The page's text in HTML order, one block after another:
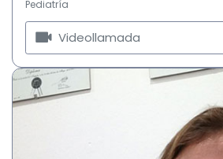
Pediatría
Videollamada